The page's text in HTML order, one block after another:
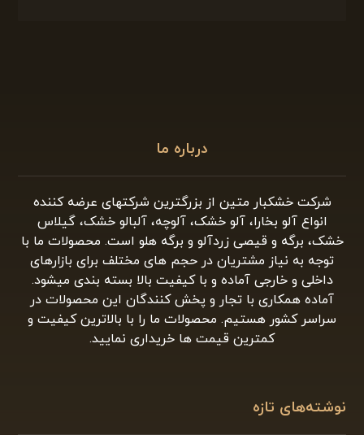
درباره ما
شرکت خشکبار متین از بزرگترین شرکتهای عرضه کننده
انواع آلو بخارا، آلو خشک، آلوچه، آلبالو خشک، گیلاس
خشک، برگه و قیصی زردآلو و برگه هلو است. محصولات ما با
توجه به نیاز مشتریان در حجم های مختلف برای بازارهای
داخلی و خارجی آماده و با کیفیت بالا بسته بندی میشود.
آماده همکاری با تجار و پخش کنندگان این محصولات در
سراسر کشور هستیم. محصولات ما را با بالاترین کیفیت و
کمترین قیمت ها خریداری نمایید.
نوشته‌های تازه